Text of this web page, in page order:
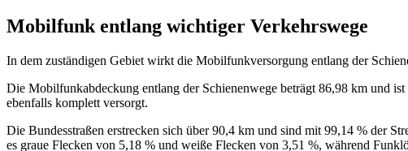
Mobilfunk entlang wichtiger Verkehrswege
In dem zuständigen Gebiet wirkt die Mobilfunkversorgung entlang der
Die Mobilfunkabdeckung entlang der Schienenwege beträgt 86,98 km und
ebenfalls komplett versorgt.
Die Bundesstraßen erstrecken sich über 90,4 km und sind mit 99,14 % der
es graue Flecken von 5,18 % und weiße Flecken von 3,51 %, während